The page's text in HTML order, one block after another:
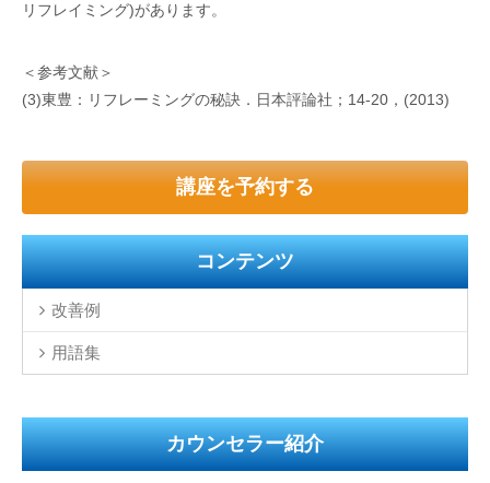
リフレイミング)があります。
＜参考文献＞
(3)東豊：リフレーミングの秘訣．日本評論社；14-20，(2013)
講座を予約する
コンテンツ
改善例
用語集
カウンセラー紹介